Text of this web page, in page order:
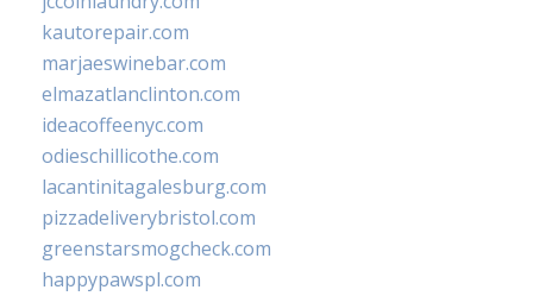
kautorepair.com
marjaeswinebar.com
elmazatlanclinton.com
ideacoffeenyc.com
odieschillicothe.com
lacantinitagalesburg.com
pizzadeliverybristol.com
greenstarsmogcheck.com
happypawspl.com